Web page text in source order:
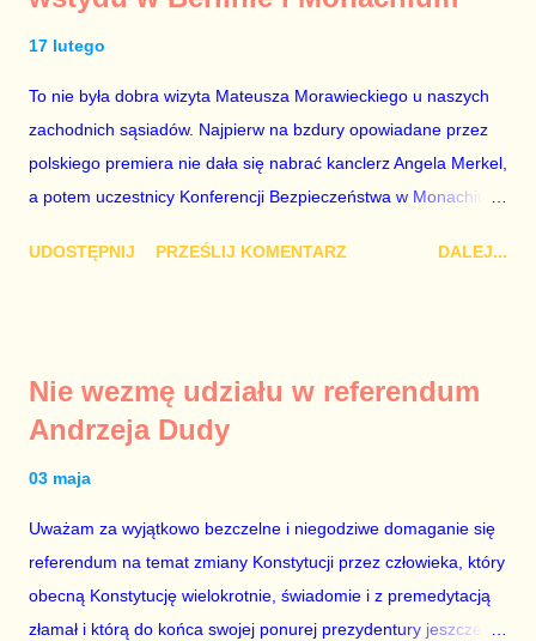
znowu dał się złamać partii Jarosława Kaczyńskiego. Znowu,
bo w 2007 roku też tak się stało. Na kilka tygodni przed
przedterminowymi wyborami parlamentarnymi do biur Solorza
politycy PiS wysłali Agencję Bezpieczeństwa Wewnętrznego, a
17 lutego
To nie była dobra wizyta Mateusza Morawieckiego u naszych
zachodnich sąsiadów. Najpierw na bzdury opowiadane przez
polskiego premiera nie dała się nabrać kanclerz Angela Merkel,
a potem uczestnicy Konferencji Bezpieczeństwa w Monachium.
Merkel i Morawieckiego narastało we mnie zażenowanie. Było
brednie, że Polska może być motorem wzrostu gospodarczego
całej Unii Europejskiej. To tak, jakby rower miał ciągnąć
z roku 1951, czyli czasów stalinizmu. To pewnie dlatego, że nie
chciało mu przejść przez gardło pochwalenie gospodarczej
sytuacji naszego kraju z lat 2007-2015. Bardzo to małe i
smutne – niegodne premiera polskiego rządu. Generalnie, M...
UDOSTĘPNIJ PRZEŚLIJ KOMENTARZ DALEJ...
Nie wezmę udziału w referendum
Andrzeja Dudy
03 maja
Uważam za wyjątkowo bezczelne i niegodziwe domaganie się
referendum na temat zmiany Konstytucji przez człowieka, który
obecną Konstytucję wielokrotnie, świadomie i z premedytacją
złamał i którą do końca swojej ponurej prezydentury jeszcze